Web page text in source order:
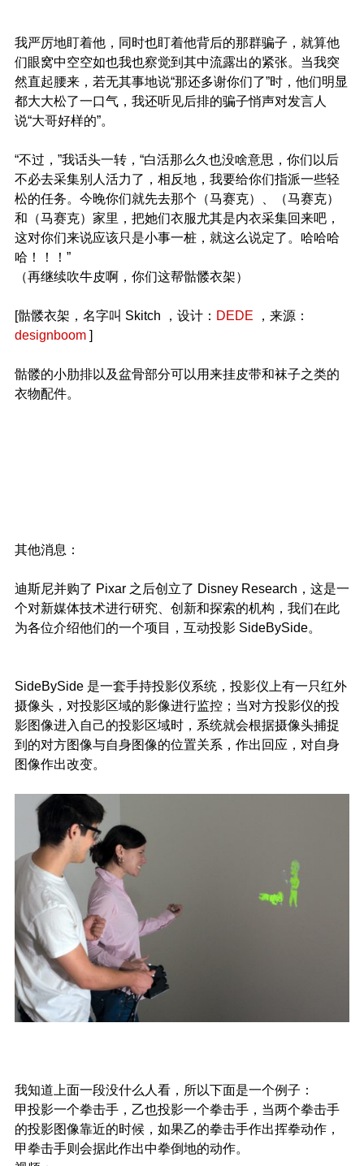
我严厉地盯着他，同时也盯着他背后的那群骗子，就算他
们眼窝中空空如也我也察觉到其中流露出的紧张。当我突
然直起腰来，若无其事地说“那还多谢你们了”时，他们明显
都大大松了一口气，我还听见后排的骗子悄声对发言人
说“大哥好样的”。
“不过，”我话头一转，“白活那么久也没啥意思，你们以后
不必去采集别人活力了，相反地，我要给你们指派一些轻
松的任务。今晚你们就先去那个（马赛克）、（马赛克）
和（马赛克）家里，把她们衣服尤其是内衣采集回来吧，
这对你们来说应该只是小事一桩，就这么说定了。哈哈哈
哈！！！”
（再继续吹牛皮啊，你们这帮骷髅衣架）
[骷髅衣架，名字叫 Skitch ，设计： DEDE ，来源：
designboom ]
骷髅的小肋排以及盆骨部分可以用来挂皮带和袜子之类的
衣物配件。
其他消息：
迪斯尼并购了 Pixar 之后创立了 Disney Research，这是一
个对新媒体技术进行研究、创新和探索的机构，我们在此
为各位介绍他们的一个项目，互动投影 SideBySide。
SideBySide 是一套手持投影仪系统，投影仪上有一只红外
摄像头，对投影区域的影像进行监控；当对方投影仪的投
影图像进入自己的投影区域时，系统就会根据摄像头捕捉
到的对方图像与自身图像的位置关系，作出回应，对自身
图像作出改变。
我知道上面一段没什么人看，所以下面是一个例子：
甲投影一个拳击手，乙也投影一个拳击手，当两个拳击手
的投影图像靠近的时候，如果乙的拳击手作出挥拳动作，
甲拳击手则会据此作出中拳倒地的动作。